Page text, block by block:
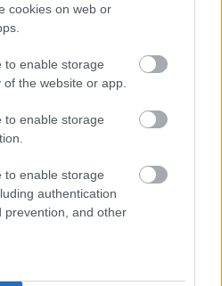
cookies on web or
to enable storage
the website or app.
to enable storage
to enable storage
authentication
prevention, and other